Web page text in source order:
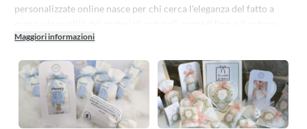
personalizzate online nasce per chi cerca l'eleganza del fatto a
lontani dalla produzione industriale di massa.
Crea la tua Bomboniera Personalizzata! Che tu stia organizzando
un Matrimonio, un Battesimo o una Laurea, qui troverai la base
perfetta per il tuo regalo agli ospiti. A differenza delle classiche
opzioni, le nostre creazioni permettono una personalizzazione
Maggiori informazioni